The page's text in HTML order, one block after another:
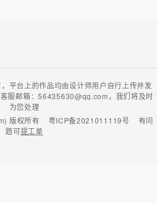
平台上的作品均由设计师用户自行上传并发
服邮箱：56435630@qq.com，我们将及时
为您处理
版权所有 粤ICP备2021011119号
有问
题可提工单